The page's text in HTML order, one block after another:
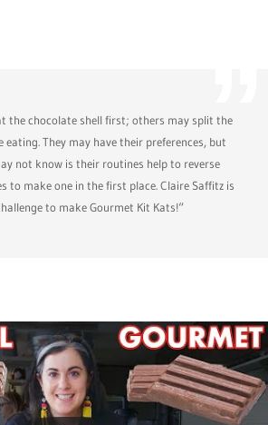
the chocolate shell first; others may split the
They may have their preferences, but
not know is their routines help to reverse
to make one in the first place. Claire Saffitz is
to make Gourmet Kit Kats!“